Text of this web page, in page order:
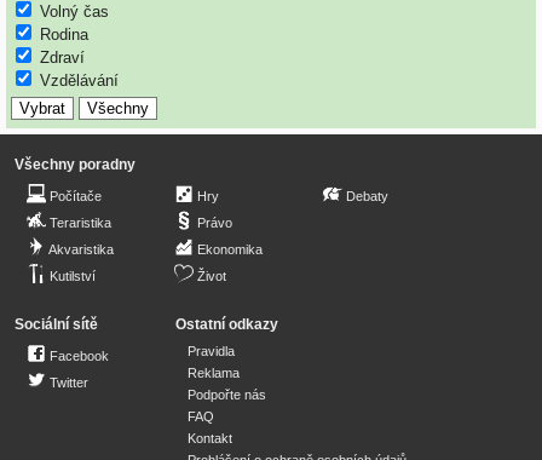
Volný čas
Rodina
Zdraví
Vzdělávání
Všechny poradny
Počítače
Teraristika
Akvaristika
Kutilství
Hry
Právo
Ekonomika
Život
Debaty
Sociální sítě
Facebook
Twitter
Ostatní odkazy
Pravidla
Reklama
Podpořte nás
FAQ
Kontakt